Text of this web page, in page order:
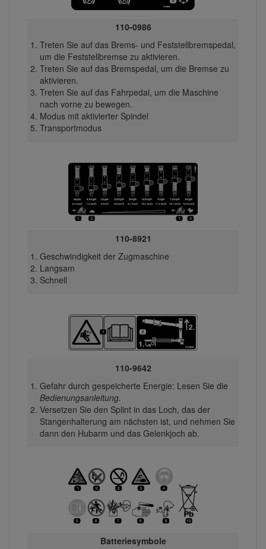
110-0986
Treten Sie auf das Brems- und Feststellbremspedal,
um die Feststellbremse zu aktivieren.
Treten Sie auf das Bremspedal, um die Bremse zu
aktivieren.
Treten Sie auf das Fahrpedal, um die Maschine
nach vorne zu bewegen.
Modus mit aktivierter Spindel
Transportmodus
110-8921
Geschwindigkeit der Zugmaschine
Langsam
Schnell
110-9642
Gefahr durch gespeicherte Energie: Lesen Sie die
Bedienungsanleitung.
Versetzen Sie den Splint in das Loch, das der
Stangenhalterung am nächsten ist, und nehmen Sie
dann den Hubarm und das Gelenkjoch ab.
Batteriesymbole